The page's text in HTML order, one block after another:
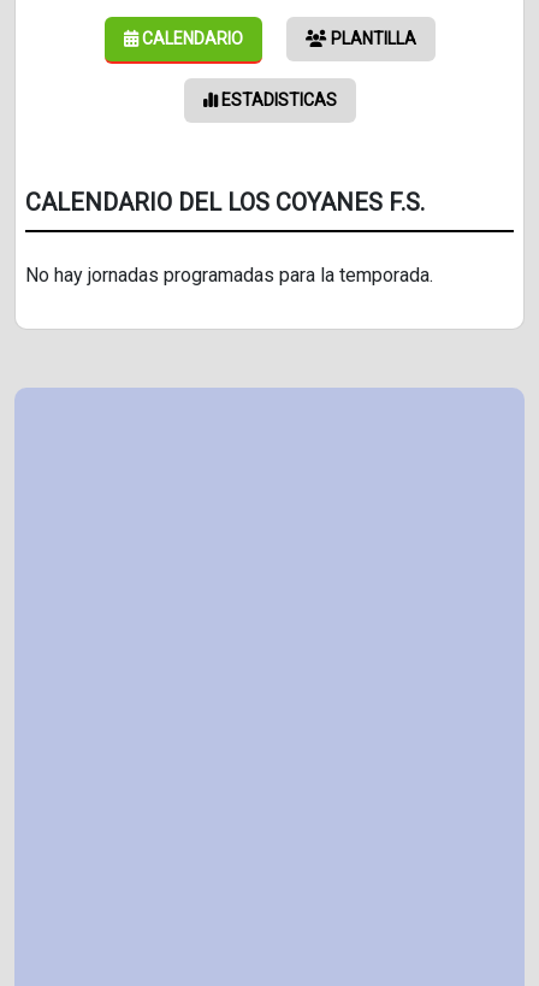
CALENDARIO PLANTILLA
ESTADISTICAS
CALENDARIO DEL LOS COYANES F.S.
No hay jornadas programadas para la temporada.